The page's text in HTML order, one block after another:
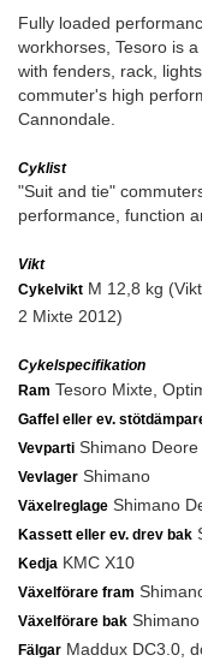
Fully loaded
workhorses, Tesoro is
with fenders, rack,
commuter's high
Cannondale.
Cyklist
"Suit and tie"
performance, function
Vikt
Cykelvikt M 12,8 kg
2 Mixte 2012)
Cykelspecifikation
Ram Tesoro Mixte,
Gaffel eller ev.
Vevparti Shimano
Vevlager Shimano
Växelreglage Shimano
Kassett eller ev. drev bak
Kedja KMC X10
Växelförare fram
Växelförare bak
Fälgar Maddux DC3.0,